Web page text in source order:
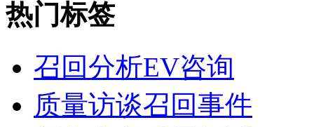
热门标签
召回分析EV咨询
质量访谈召回事件